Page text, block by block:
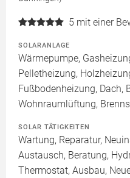
5 mit einer
SOLARANLAGE
Wärmepumpe,
Pelletheizung,
Fußbodenheizung, Dach,
Wohnraumlüftung,
SOLAR TÄTIGKEITEN
Wartung, Reparatur,
Austausch, Beratung,
Thermostat, Ausbau,